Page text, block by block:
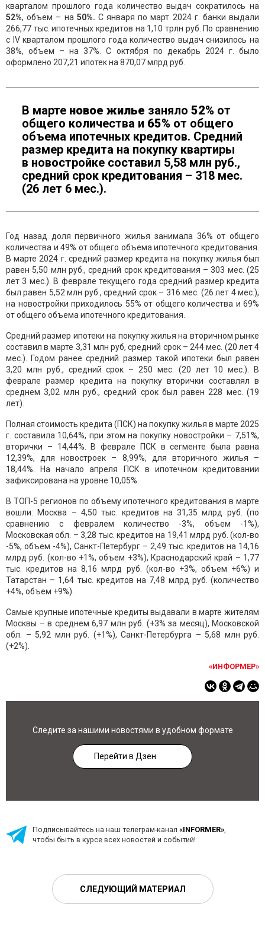
кварталом прошлого года количество выдач сократилось на
52%, объем – на 50%. С января по март 2024 г. банки выдали
266,77 тыс. ипотечных кредитов на 1,10 трлн руб. По сравнению
с IVкварталом прошлого года количество выдач снизилось на
38%, объем – на 37%. С октября по декабрь 2024 г. было
оформлено 207,21 ипотек на 870,07 млрд руб.
В марте новое жилье заняло 52% от
общего количества и 65% от общего
объема ипотечных кредитов. Средний
размер кредита на покупку квартиры
в новостройке составил 5,58 млн руб.,
средний срок кредитования – 318 мес.
(26 лет 6 мес.).
Год назад доля первичного жилья занимала 36% от общего
количества и 49% от общего объема ипотечного кредитования.
В марте 2024 г. средний размер кредита на покупку жилья был
равен 5,50 млн руб., средний срок кредитования – 303 мес. (25
лет 3 мес.). В феврале текущего года средний размер кредита
был равен 5,52 млн руб., средний срок – 316 мес. (26 лет 4 мес.),
на новостройки приходилось 55% от общего количества и 69%
от общего объема ипотечного кредитования.
Средний размер ипотеки на покупку жилья на вторичном рынке
составил в марте 3,31 млн руб, средний срок – 244 мес. (20 лет 4
мес.). Годом ранее средний размер такой ипотеки был равен
3,20 млн руб., средний срок – 250 мес. (20 лет 10 мес.). В
феврале размер кредита на покупку вторички составлял в
среднем 3,02 млн руб., средний срок был равен 228 мес. (19
лет).
Полная стоимость кредита (ПСК) на покупку жилья в марте 2025
г. составила 10,64%, при этом на покупку новостройки – 7,51%,
вторички – 14,44%. В феврале ПСК в сегменте была равна
12,39%, для новостроек – 8,99%, для вторичного жилья –
18,44%. На начало апреля ПСК в ипотечном кредитовании
зафиксирована на уровне 10,05%.
В ТОП-5 регионов по объему ипотечного кредитования в марте
вошли: Москва – 4,50 тыс. кредитов на 31,35 млрд руб. (по
сравнению с февралем количество -3%, объем -1%),
Московская обл. – 3,28 тыс. кредитов на 19,41 млрд руб. (кол-во
-5%, объем -4%), Санкт-Петербург – 2,49 тыс. кредитов на 14,16
млрд руб. (кол-во +1%, объем +3%), Краснодарский край – 1,77
тыс. кредитов на 8,16 млрд руб. (кол-во +3%, объем +6%) и
Татарстан – 1,64 тыс. кредитов на 7,48 млрд руб. (количество
+4%, объем +9%).
Самые крупные ипотечные кредиты выдавали в марте жителям
Москвы – в среднем 6,97 млн руб. (+3% за месяц), Московской
обл. – 5,92 млн руб. (+1%), Санкт-Петербурга – 5,68 млн руб.
(+2%).
«ИНФОРМЕР»
Следите за нашими новостями в удобном формате
Перейти в Дзен
Подписывайтесь на наш телеграм-канал «INFORMER»,
чтобы быть в курсе всех новостей и событий!
СЛЕДУЮЩИЙ МАТЕРИАЛ